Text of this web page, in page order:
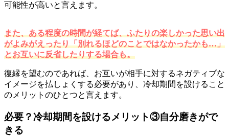
可能性が高いと言えます。
また、ある程度の時間が経てば、ふたりの楽しかった思い出
がよみがえったり「別れるほどのことではなかったかも…」
とお互いに反省したりする場合も。
復縁を望むのであれば、お互いが相手に対するネガティブな
イメージを払しょくする必要があり、冷却期間を設けること
のメリットのひとつと言えます。
必要？冷却期間を設けるメリット③自分磨きがで
きる